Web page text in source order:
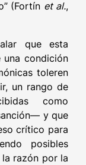
(Fortín et al.,
que esta
una condición
toleren
un rango de
como
y que
crítico para
posibles
la razón por la